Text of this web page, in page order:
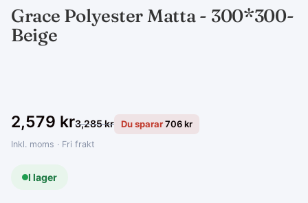
Grace Polyester Matta - 300*300-
Beige
2,579 kr3,285kr Du sparar706kr
Inkl. moms · Fri frakt
I lager